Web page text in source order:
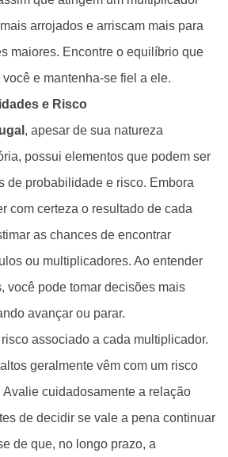
arrojados e arriscam mais para
maiores. Encontre o equilíbrio que
e mantenha-se fiel a ele.
e Risco
, apesar de sua natureza
possui elementos que podem ser
de probabilidade e risco. Embora
com certeza o resultado de cada
as chances de encontrar
ou multiplicadores. Ao entender
você pode tomar decisões mais
avançar ou parar.
associado a cada multiplicador.
geralmente vêm com um risco
Avalie cuidadosamente a relação
de decidir se vale a pena continuar
de que, no longo prazo, a